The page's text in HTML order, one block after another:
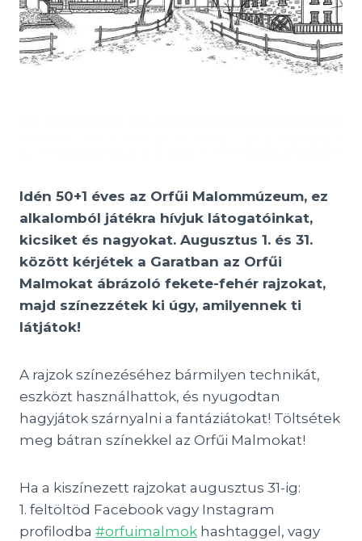
Idén 50+1 éves az Orfűi Malommúzeum, ez
alkalomból játékra hívjuk látogatóinkat,
kicsiket és nagyokat. Augusztus 1. és 31.
között kérjétek a Garatban az Orfűi
Malmokat ábrázoló fekete-fehér rajzokat,
majd színezzétek ki úgy, amilyennek ti
látjátok!
A rajzok színezéséhez bármilyen technikát,
eszközt használhattok, és nyugodtan
hagyjátok szárnyalni a fantáziátokat! Töltsétek
meg bátran színekkel az Orfűi Malmokat!
Ha a kiszínezett rajzokat augusztus 31-ig:
1. feltöltöd Facebook vagy Instagram
profilodba #orfuimalmok hashtaggel, vagy